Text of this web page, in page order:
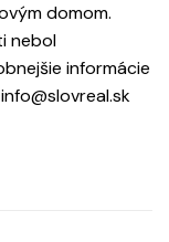
domom.
nebol
informácie